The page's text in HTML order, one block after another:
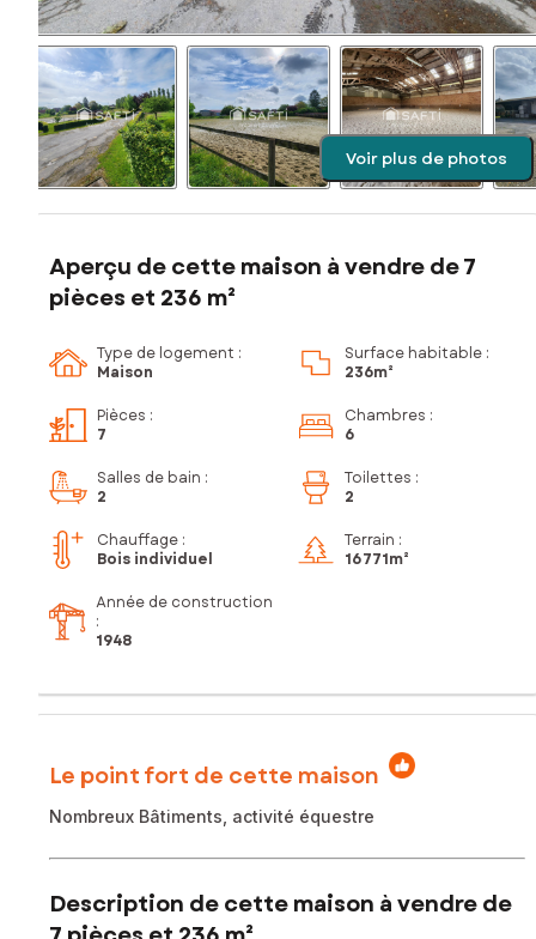
Voir plus de photos
Aperçu de cette maison à vendre de 7
pièces et 236 m²
Type de logement :
Maison
Surface habitable :
236m²
Pièces :
7
Chambres :
6
Salles de bain :
2
Toilettes :
2
Chauffage :
Bois individuel
Terrain :
16 771m²
Année de construction
:
1948
Le point fort de cette maison
Nombreux Bâtiments, activité équestre
Description de cette maison à vendre de